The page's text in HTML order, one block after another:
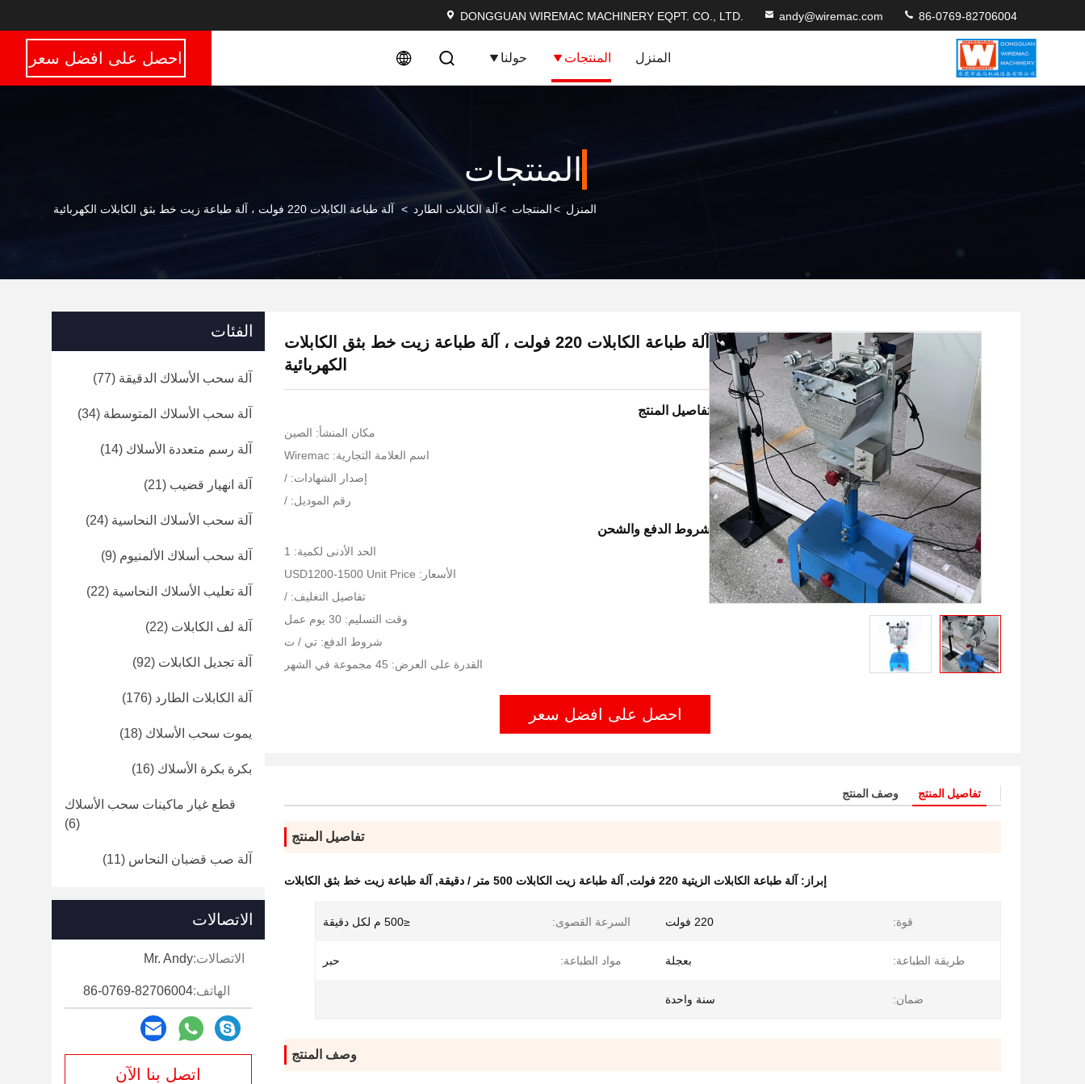
DONGGUAN WIREMAC MACHINERY EQPT. CO., LTD. andy@wiremac.com 86-0769-82706004
المنزل المنتجات حولنا احصل على افضل سعر
المنتجات
المنزل >المنتجات >آلة الكابلات الطارد > آلة طباعة الكابلات 220 فولت ، آلة طباعة زيت خط بثق الكابلات الكهربائية
آلة طباعة الكابلات 220 فولت ، آلة طباعة زيت خط بثق الكابلات
الكهربائية
تفاصيل المنتج
مكان المنشأ: الصين
اسم العلامة التجارية: Wiremac
إصدار الشهادات: /
رقم الموديل: /
شروط الدفع والشحن
الحد الأدنى لكمية: 1
الأسعار: USD1200-1500 Unit Price
تفاصيل التغليف: /
وقت التسليم: 30 يوم عمل
شروط الدفع: تي / ت
القدرة على العرض: 45 مجموعة في الشهر
احصل على افضل سعر
تفاصيل المنتج وصف المنتج
تفاصيل المنتج
إبراز: آلة طباعة الكابلات الزيتية 220 فولت , آلة طباعة زيت الكابلات 500 متر / دقيقة , آلة طباعة زيت خط بثق الكابلات
قوة: 220 فولت السرعة القصوى: ≤500 م لكل دقيقة
طريقة الطباعة: بعجلة مواد الطباعة: حبر
ضمان: سنة واحدة
وصف المنتج
الفئات
آلة سحب الأسلاك الدقيقة (77)
آلة سحب الأسلاك المتوسطة (34)
آلة رسم متعددة الأسلاك (14)
آلة انهيار قضيب (21)
آلة سحب الأسلاك النحاسية (24)
آلة سحب أسلاك الألمنيوم (9)
آلة تعليب الأسلاك النحاسية (22)
آلة لف الكابلات (22)
آلة تجديل الكابلات (92)
آلة الكابلات الطارد (176)
يموت سحب الأسلاك (18)
بكرة بكرة الأسلاك (16)
قطع غيار ماكينات سحب الأسلاك
(6)
آلة صب قضبان النحاس (11)
الاتصالات
الاتصالات:Mr. Andy
الهاتف:86-0769-82706004
اتصل بنا الآن